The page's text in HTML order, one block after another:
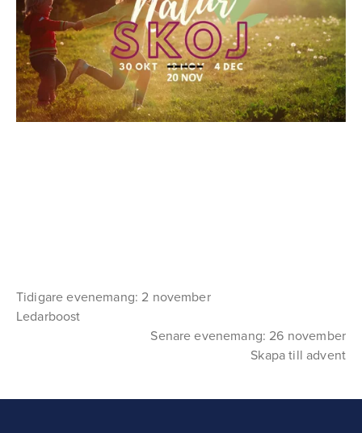
Tidigare evenemang: 2 november
Ledarboost
Senare evenemang: 26 november
Skapa till advent